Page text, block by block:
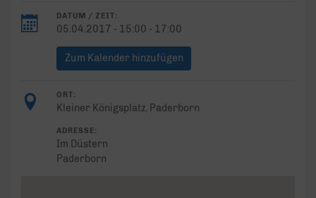
DATUM / ZEIT:
05.04.2017 - 15:00 - 17:00
Zum Kalender hinzufügen
ORT:
Kleiner Königsplatz, Paderborn
ADRESSE:
Im Düstern
Paderborn